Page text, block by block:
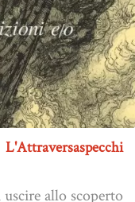
allo scoperto